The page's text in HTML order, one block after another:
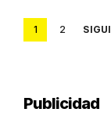
Posts
1 2
Publicidad